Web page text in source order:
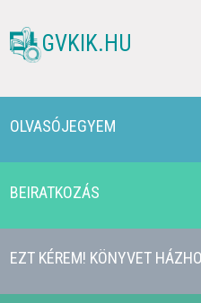
GVKIK.HU
OLVASÓJEGYEM
BEIRATKOZÁS
EZT KÉREM! KÖNYVET